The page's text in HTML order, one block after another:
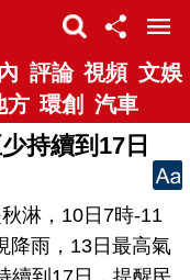
評論 視頻 文娛
方 環創 汽車
持續到17日
淋，10日7時-11
降雨，13日最高氣